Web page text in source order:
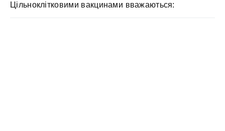
Цільноклітковими вакцинами вважаються: